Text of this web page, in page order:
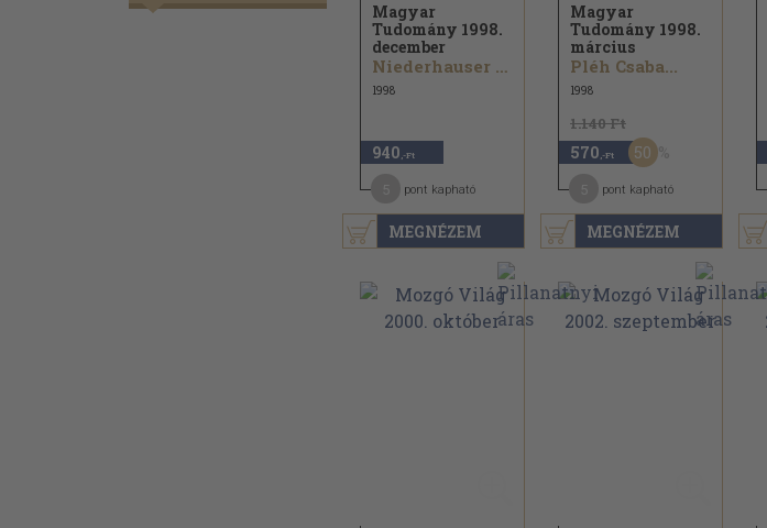
MEGNÉZEM
Magyar
Tudomány 1998.
december
Niederhauser Emil...
1998
940 ,-Ft
pont kapható
MEGNÉZEM
Magyar
Tudomány 1998.
március
Pléh Csaba...
1998
1.140 Ft
570 ,-Ft 50
pont kapható